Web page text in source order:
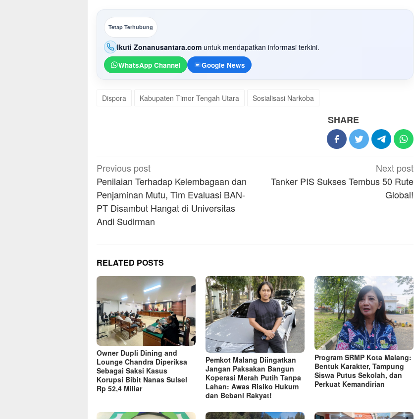
Tetap Terhubung
Ikuti Zonanusantara.com untuk mendapatkan informasi terkini.
WhatsApp Channel Google News
Dispora Kabupaten Timor Tengah Utara Sosialisasi Narkoba
SHARE
Post
navigation
Previous post
Penilaian Terhadap Kelembagaan dan
Penjaminan Mutu, Tim Evaluasi BAN-
PT Disambut Hangat di Universitas
Andi Sudirman
Next post
Tanker PIS Sukses Tembus 50 Rute
Global!
RELATED POSTS
Owner Dupli Dining and
Lounge Chandra Diperiksa
Sebagai Saksi Kasus
Korupsi Bibit Nanas Sulsel
Rp 52,4 Miliar
Pemkot Malang Diingatkan
Jangan Paksakan Bangun
Koperasi Merah Putih Tanpa
Lahan: Awas Risiko Hukum
dan Bebani Rakyat!
Program SRMP Kota Malang:
Bentuk Karakter, Tampung
Siswa Putus Sekolah, dan
Perkuat Kemandirian